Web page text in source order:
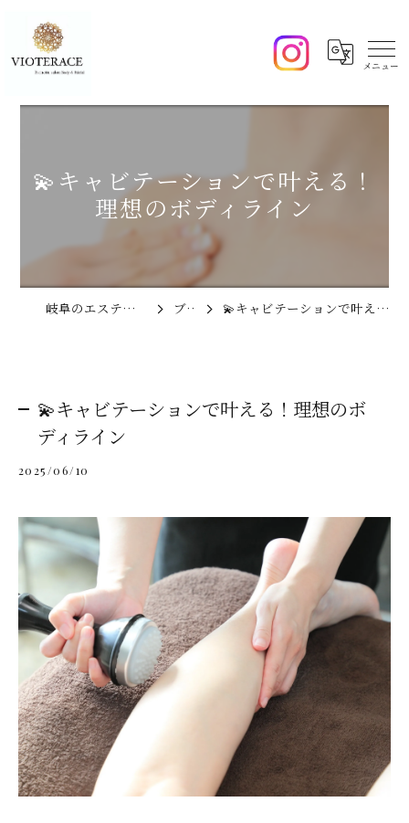
💫キャビテーションで叶える！
理想のボディライン
岐阜のエステならVIOTERACE ブログ 💫キャビテーションで叶える！理想のボディライン
💫キャビテーションで叶える！理想のボ
ディライン
2025/06/10